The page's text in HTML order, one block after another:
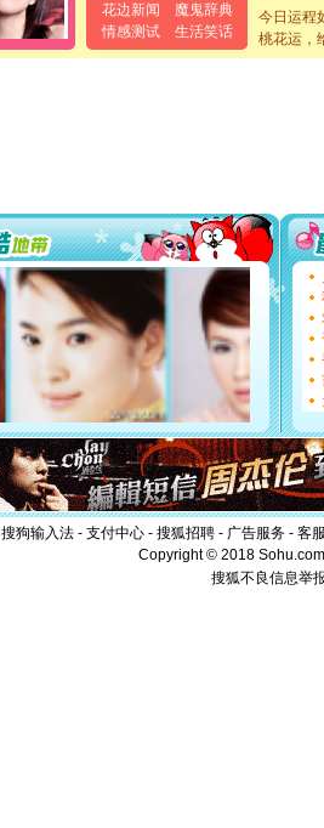
花边新闻
魔鬼辞典
情感测试
生活笑话
泣，这
卖了。水
你太多，
要平安！
[圣诞节]
能正大
都要快乐
[圣诞节]
如意,快
[元旦]
看
断电。
你是我
[元旦]
起；二是
离。水晶
[元旦]当
泣，这痛
卖了。水
[春节] 风
颜！冬去
道一声平
今日运程
桃花运，
搜狗输入法 - 支付中心 - 搜狐招聘 - 广告服务 - 客
Copyright © 2018
搜狐不良信息举